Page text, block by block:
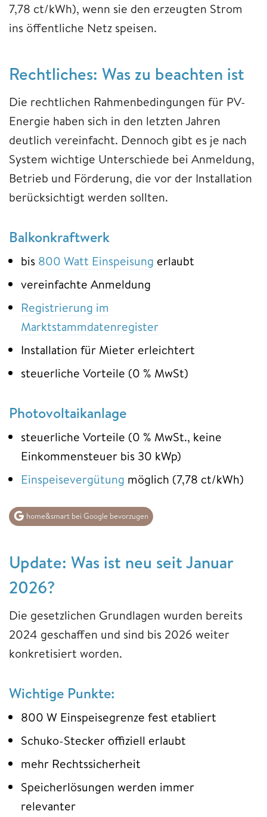
7,78 ct/kWh), wenn sie den erzeugten Strom
ins öffentliche Netz speisen.
Rechtliches: Was zu beachten ist
Die rechtlichen Rahmenbedingungen für PV-
Energie haben sich in den letzten Jahren
deutlich vereinfacht. Dennoch gibt es je nach
System wichtige Unterschiede bei Anmeldung,
Betrieb und Förderung, die vor der Installation
berücksichtigt werden sollten.
Balkonkraftwerk
bis 800 Watt Einspeisung erlaubt
vereinfachte Anmeldung
Registrierung im
Marktstammdatenregister
Installation für Mieter erleichtert
steuerliche Vorteile (0 % MwSt)
Photovoltaikanlage
steuerliche Vorteile (0 % MwSt., keine
Einkommensteuer bis 30 kWp)
Einspeisevergütung möglich (7,78 ct/kWh)
home&smart bei Google bevorzugen
Update: Was ist neu seit Januar
2026?
Die gesetzlichen Grundlagen wurden bereits
2024 geschaffen und sind bis 2026 weiter
konkretisiert worden.
Wichtige Punkte:
800 W Einspeisegrenze fest etabliert
Schuko-Stecker offiziell erlaubt
mehr Rechtssicherheit
Speicherlösungen werden immer
relevanter